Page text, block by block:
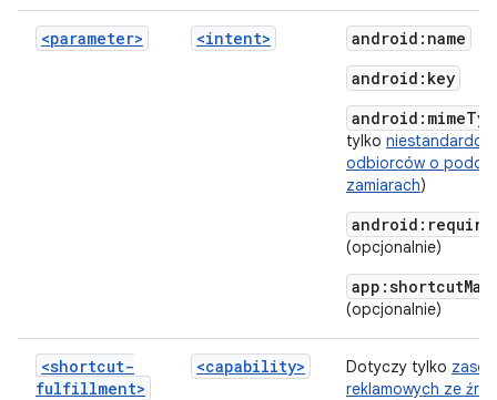
<parameter> <intent>
android:name
android:key
tylko
odbiorców o
zamiarach)
(opcjonalnie)
(opcjonalnie)
<shortcut-
fulfillment>
<capability> Dotyczy tylko
reklamowych ze